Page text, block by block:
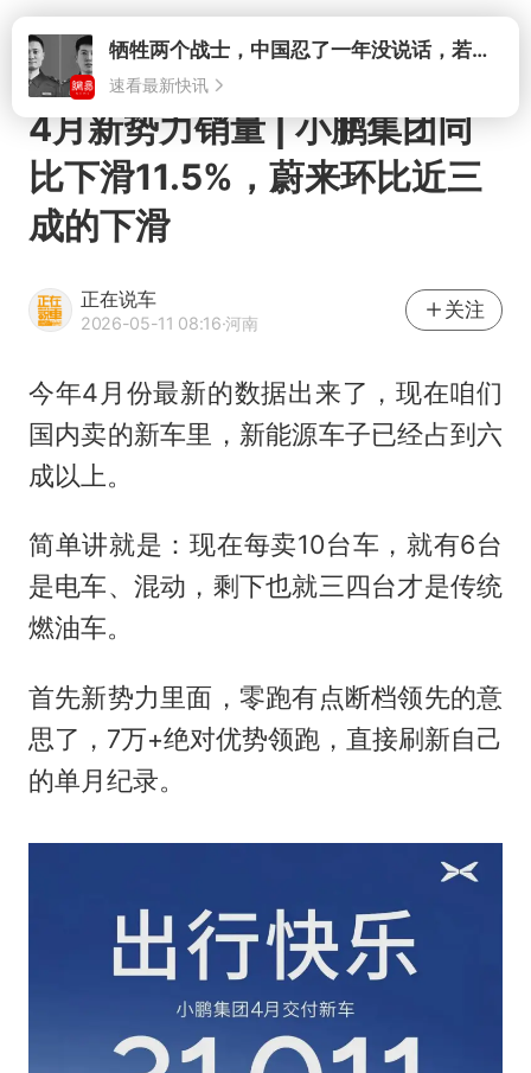
打开
4月新势力销量 | 小鹏集团同
比下滑11.5%，蔚来环比近三
成的下滑
正在说车
2026-05-11 08:16·河南
关注
今年4月份最新的数据出来了，现在咱们
国内卖的新车里，新能源车子已经占到六
成以上。
简单讲就是：现在每卖10台车，就有6台
是电车、混动，剩下也就三四台才是传统
燃油车。
首先新势力里面，零跑有点断档领先的意
思了，7万+绝对优势领跑，直接刷新自己
的单月纪录。